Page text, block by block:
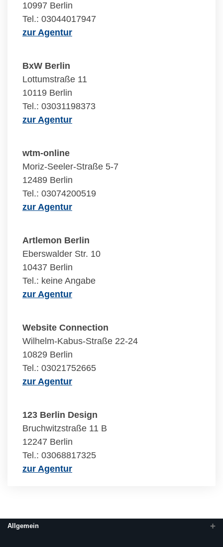
10997 Berlin
Tel.: 03044017947
zur Agentur
BxW Berlin
Lottumstraße 11
10119 Berlin
Tel.: 03031198373
zur Agentur
wtm-online
Moriz-Seeler-Straße 5-7
12489 Berlin
Tel.: 03074200519
zur Agentur
Artlemon Berlin
Eberswalder Str. 10
10437 Berlin
Tel.: keine Angabe
zur Agentur
Website Connection
Wilhelm-Kabus-Straße 22-24
10829 Berlin
Tel.: 03021752665
zur Agentur
123 Berlin Design
Bruchwitzstraße 11 B
12247 Berlin
Tel.: 03068817325
zur Agentur
Allgemein